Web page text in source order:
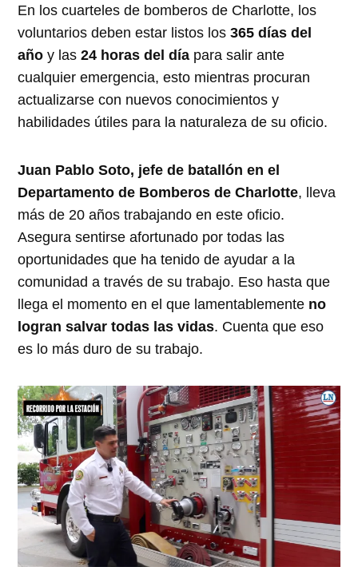
En los cuarteles de bomberos de Charlotte, los
voluntarios deben estar listos los365 días del
año y las24 horas del día para salir ante
cualquier emergencia, esto mientras procuran
actualizarse con nuevos conocimientos y
habilidades útiles para la naturaleza de su oficio.
Juan Pablo Soto, jefe de batallón en el
Departamento de Bomberos de Charlotte, lleva
más de 20 años trabajando en este oficio.
Asegura sentirse afortunado por todas las
oportunidades que ha tenido de ayudar a la
comunidad a través de su trabajo. Eso hasta que
llega el momento en el que lamentablemente no
logran salvar todas las vidas. Cuenta que eso
es lo más duro de su trabajo.